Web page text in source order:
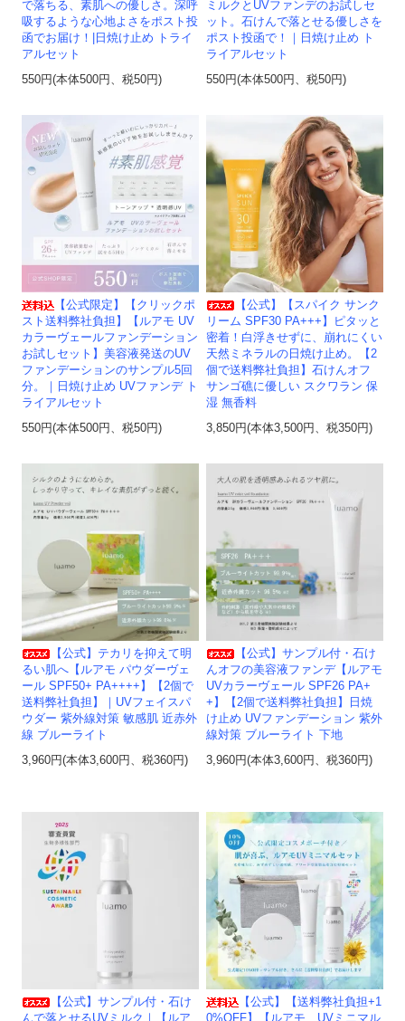
で落ちる、素肌への優しさ。深呼
吸するような心地よさをポスト投
函でお届け！|日焼け止め トライ
アルセット
550円(本体500円、税50円)
ミルクとUVファンデのお試しセ
ット。石けんで落とせる優しさを
ポスト投函で！｜日焼け止め ト
ライアルセット
550円(本体500円、税50円)
【公式限定】【クリックポ
スト送料弊社負担】【ルアモ UV
カラーヴェールファンデーション
お試しセット】美容液発送のUV
ファンデーションのサンプル5回
分。｜日焼け止め UVファンデ ト
ライアルセット
550円(本体500円、税50円)
【公式】【スパイク サンク
リーム SPF30 PA+++】ピタッと
密着！白浮きせずに、崩れにくい
天然ミネラルの日焼け止め。【2
個で送料弊社負担】石けんオフ
サンゴ礁に優しい スクワラン 保
湿 無香料
3,850円(本体3,500円、税350円)
【公式】テカリを抑えて明
るい肌へ【ルアモ パウダーヴェ
ール SPF50+ PA++++】【2個で
送料弊社負担】｜UVフェイスパ
ウダー 紫外線対策 敏感肌 近赤外
線 ブルーライト
3,960円(本体3,600円、税360円)
【公式】サンプル付・石け
んオフの美容液ファンデ【ルアモ
UVカラーヴェール SPF26 PA+
+】【2個で送料弊社負担】日焼
け止め UVファンデーション 紫外
線対策 ブルーライト 下地
3,960円(本体3,600円、税360円)
【公式】サンプル付・石け
【公式】【送料弊社負担+1